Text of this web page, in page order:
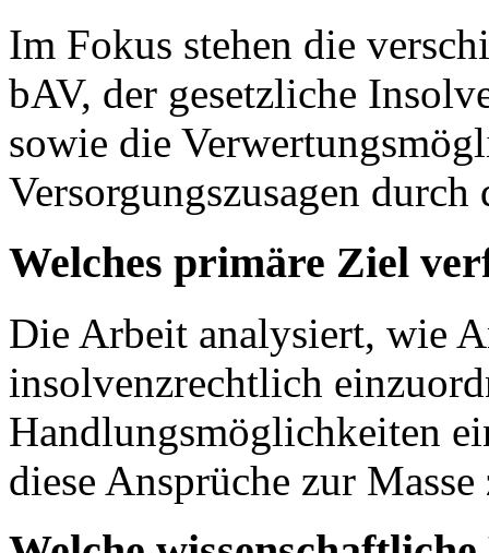
Im Fokus stehen die
bAV, der gesetzliche
sowie die
Versorgungszusagen
Welches primäre Ziel
Die Arbeit analysiert, wie
insolvenzrechtlich
Handlungsmöglichkeiten
diese Ansprüche zur